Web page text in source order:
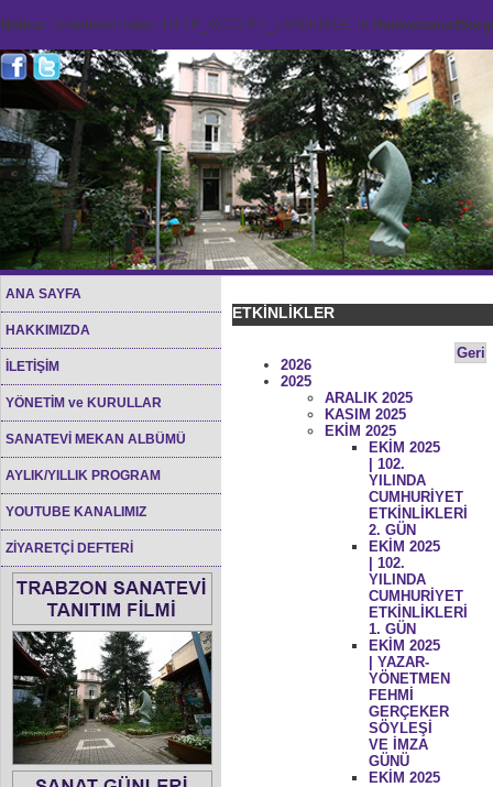
Notice: Undefined index: HTTP_ACCEPT_LANGUAGE in /home/
ANA SAYFA
HAKKIMIZDA
İLETİŞİM
YÖNETİM ve KURULLAR
SANATEVİ MEKAN ALBÜMÜ
AYLIK/YILLIK PROGRAM
YOUTUBE KANALIMIZ
ZİYARETÇİ DEFTERİ
ETKİNLİKLER
Geri
2026
2025
ARALIK 2025
KASIM 2025
EKİM 2025
EKİM 2025
| 102.
YILINDA
CUMHURİYET
ETKİNLİKLERİ
2. GÜN
EKİM 2025
| 102.
YILINDA
CUMHURİYET
ETKİNLİKLERİ
1. GÜN
EKİM 2025
| YAZAR-
YÖNETMEN
FEHMİ
GERÇEKER
SÖYLEŞİ
VE İMZA
GÜNÜ
EKİM 2025